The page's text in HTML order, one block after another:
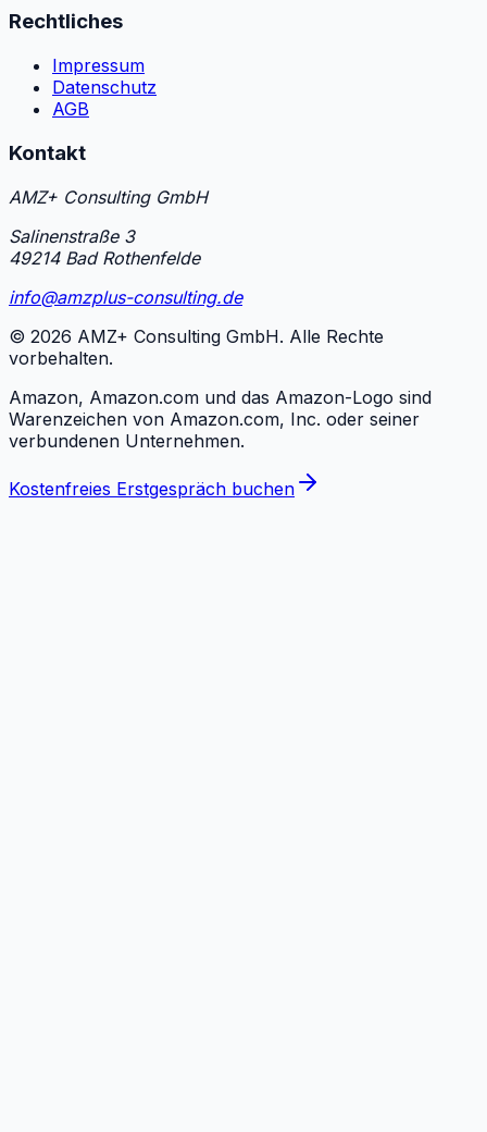
Rechtliches
Impressum
Datenschutz
AGB
Kontakt
AMZ+ Consulting GmbH
Salinenstraße 3
49214 Bad Rothenfelde
info@amzplus-consulting.de
© 2026 AMZ+ Consulting GmbH. Alle Rechte
vorbehalten.
Amazon, Amazon.com und das Amazon-Logo sind
Warenzeichen von Amazon.com, Inc. oder seiner
verbundenen Unternehmen.
Kostenfreies Erstgespräch buchen